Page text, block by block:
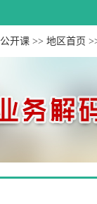
公开课 >> 地区首页